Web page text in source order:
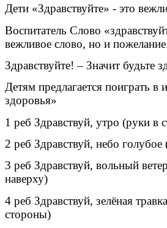
Дети «Здравствуйте» - это
Воспитатель Слово
вежливое слово, но и
Здравствуйте! – Значит будьте
Детям предлагается поиграть
здоровья»
1 реб Здравствуй, утро (руки в
2 реб Здравствуй, небо голубое
3 реб Здравствуй, вольный
наверху)
4 реб Здравствуй, зелёная
стороны)